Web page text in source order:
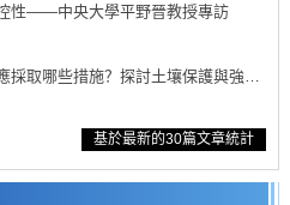
性——中央大學平野晉教授專訪
採取哪些措施？探討土壤保護與強化
度預測新方法，AI從分子排列資訊中
基於最新的30篇文章統計